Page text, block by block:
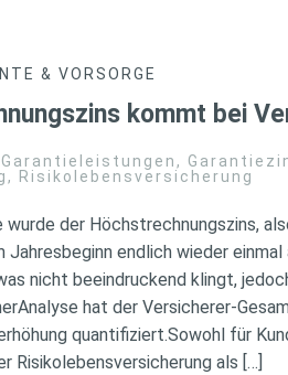
& VORSORGE
kommt bei
Garantieleistungen ,
, Risikolebensversicherung
der Höchstrechnungszins,
Jahresbeginn endlich wieder einmal
nicht beeindruckend klingt,
hat der Versicherer-
quantifiziert.Sowohl für
Risikolebensversicherung als […]